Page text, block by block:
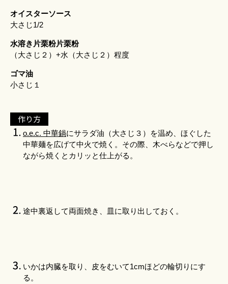
オイスターソース
大さじ1/2
水溶き片栗粉片栗粉
（大さじ２）+水（大さじ２）程度
ゴマ油
小さじ１
作り方
o.e.c. 中華鍋にサラダ油（大さじ３）を温め、ほぐした
中華麺を広げて中火で焼く。その際、木べらなどで押し
ながら焼くとカリッと仕上がる。
途中裏返して両面焼き、皿に取り出しておく。
いかは内臓を取り、皮をむいて1cmほどの輪切りにす
る。